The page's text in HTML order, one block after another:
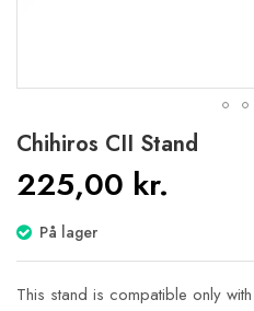
Gå
til
starten
af
billedgalleriet
Chihiros CII Stand
225,00 kr.
På lager
This stand is compatible only